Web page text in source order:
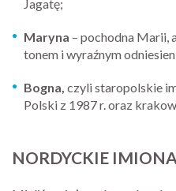
Jagatę;
Maryna – pochodna Marii,
tonem i wyraźnym
Bogna, czyli staropolskie
Polski z 1987 r. oraz
NORDYCKIE IMIONA